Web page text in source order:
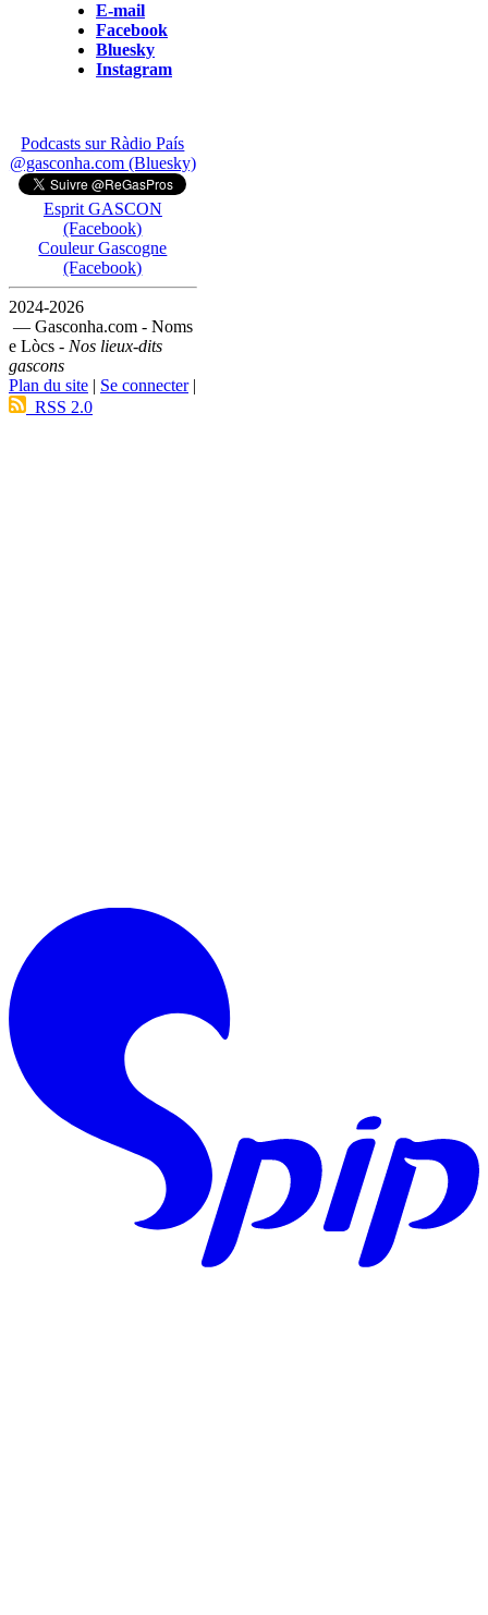
E-mail
Facebook
Bluesky
Instagram
Podcasts sur Ràdio País
@gasconha.com (Bluesky)
Esprit GASCON
(Facebook)
Couleur Gascogne
(Facebook)
2024-2026
— Gasconha.com - Noms
e Lòcs - Nos lieux-dits
gascons
Plan du site | Se connecter|
RSS 2.0